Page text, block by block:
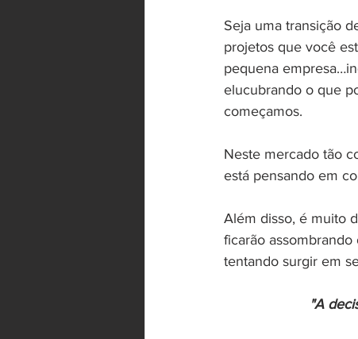
Seja uma transição
projetos que você
pequena
elucubrando o que
começamos.
Neste mercado tão
está pensando em
Além disso, é muito
ficarão
tentando surgir em
"A